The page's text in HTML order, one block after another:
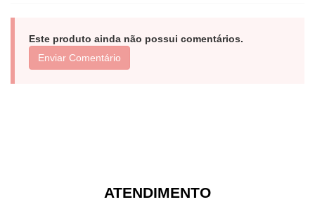
Este produto ainda não possui comentários.
Enviar Comentário
ATENDIMENTO